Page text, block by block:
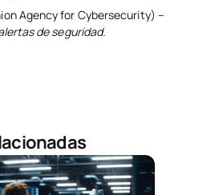
Agency for Cybersecurity) –
de seguridad.
Online en Ciberseguridad